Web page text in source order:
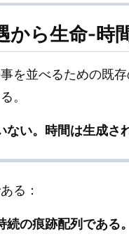
ら生命‐時
を並べるための既存
。
ない。時間は生成さ
る：
の痕跡配列である。